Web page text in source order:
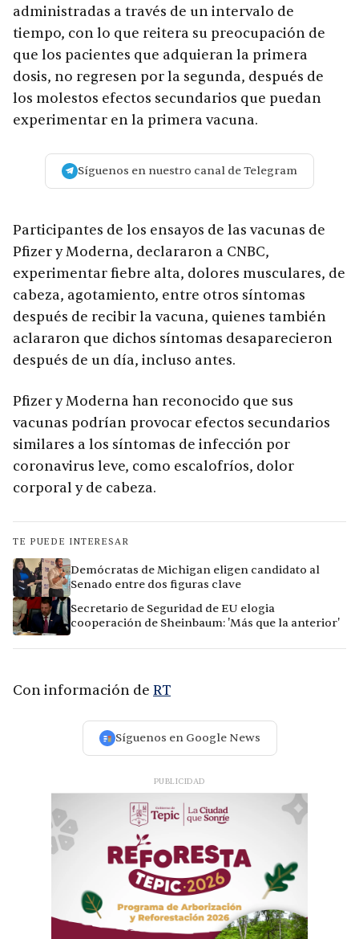
administradas a través de un intervalo de
tiempo, con lo que reitera su preocupación de
que los pacientes que adquieran la primera
dosis, no regresen por la segunda, después de
los molestos efectos secundarios que puedan
experimentar en la primera vacuna.
Síguenos en nuestro canal de Telegram
Participantes de los ensayos de las vacunas de
Pfizer y Moderna, declararon a CNBC,
experimentar fiebre alta, dolores musculares, de
cabeza, agotamiento, entre otros síntomas
después de recibir la vacuna, quienes también
aclararon que dichos síntomas desaparecieron
después de un día, incluso antes.
Pfizer y Moderna han reconocido que sus
vacunas podrían provocar efectos secundarios
similares a los síntomas de infección por
coronavirus leve, como escalofríos, dolor
corporal y de cabeza.
TE PUEDE INTERESAR
Demócratas de Michigan eligen candidato al
Senado entre dos figuras clave
Secretario de Seguridad de EU elogia
cooperación de Sheinbaum: 'Más que la anterior'
Con información de RT
Síguenos en Google News
PUBLICIDAD